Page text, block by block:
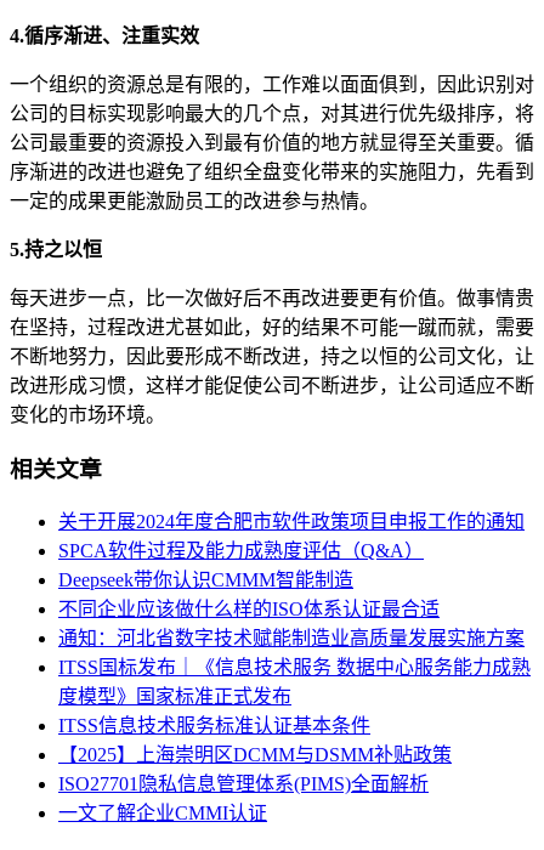
4.循序渐进、注重实效
一个组织的资源总是有限的，工作难以面面俱到，因此识别对
公司的目标实现影响最大的几个点，对其进行优先级排序，将
公司最重要的资源投入到最有价值的地方就显得至关重要。循
序渐进的改进也避免了组织全盘变化带来的实施阻力，先看到
一定的成果更能激励员工的改进参与热情。
5.持之以恒
每天进步一点，比一次做好后不再改进要更有价值。做事情贵
在坚持，过程改进尤甚如此，好的结果不可能一蹴而就，需要
不断地努力，因此要形成不断改进，持之以恒的公司文化，让
改进形成习惯，这样才能促使公司不断进步，让公司适应不断
变化的市场环境。
相关文章
关于开展2024年度合肥市软件政策项目申报工作的通知
SPCA软件过程及能力成熟度评估（Q&A）
Deepseek带你认识CMMM智能制造
不同企业应该做什么样的ISO体系认证最合适
通知：河北省数字技术赋能制造业高质量发展实施方案
ITSS国标发布｜《信息技术服务 数据中心服务能力成熟
度模型》国家标准正式发布
ITSS信息技术服务标准认证基本条件
【2025】上海崇明区DCMM与DSMM补贴政策
ISO27701隐私信息管理体系(PIMS)全面解析
一文了解企业CMMI认证